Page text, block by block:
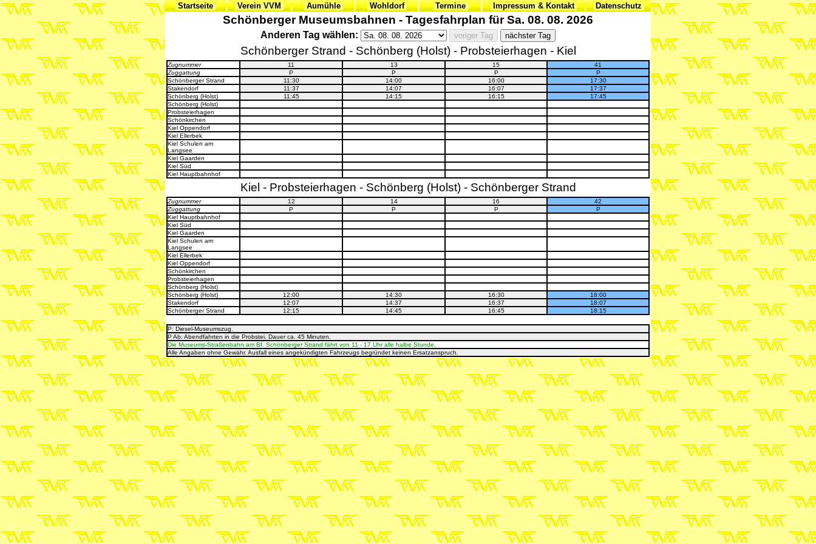
Startseite Verein VVM Aumühle Wohldorf Termine Impressum & Kontakt Datenschutz
Schönberger Museumsbahnen - Tagesfahrplan für Sa. 08. 08. 2026
Anderen Tag wählen:
Schönberger Strand - Schönberg (Holst) - Probsteierhagen - Kiel
Zugnummer 11 13 15
41
Zuggattung
P P P
P
Schönberger Strand
11:30 14:00 16:00
17:30
Stakendorf
11:37 14:07 16:07
17:37
Schönberg (Holst)
11:45 14:15 16:15
17:45
Schönberg (Holst)
Probsteierhagen
Schönkirchen
Kiel Oppendorf
Kiel Ellerbek
Kiel Schulen am
Langsee
Kiel Gaarden
Kiel Süd
Kiel Hauptbahnhof
Kiel - Probsteierhagen - Schönberg (Holst) - Schönberger Strand
Zugnummer 12 14 16
42
Zuggattung
P P P
P
Kiel Hauptbahnhof
Kiel Süd
Kiel Gaarden
Kiel Schulen am
Langsee
Kiel Ellerbek
Kiel Oppendorf
Schönkirchen
Probsteierhagen
Schönberg (Holst)
Schönberg (Holst)
12:00 14:30 16:30
18:00
Stakendorf
12:07 14:37 16:37
18:07
Schönberger Strand
12:15 14:45 16:45 18:15
P: Diesel-Museumszug
P Ab: Abendfahrten in die Probstei, Dauer ca. 45 Minuten.
Die Museums-Straßenbahn am Bf. Schönberger Strand fährt von 11 - 17 Uhr alle halbe Stunde.
Alle Angaben ohne Gewähr. Ausfall eines angekündigten Fahrzeugs begründet keinen Ersatzanspruch.